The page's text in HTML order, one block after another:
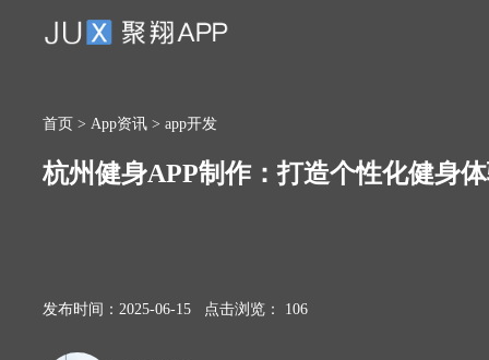
首页 >App资讯 >app开发
杭州健身APP制作：打造个性化健身
发布时间：2025-06-15 点击浏览： 106